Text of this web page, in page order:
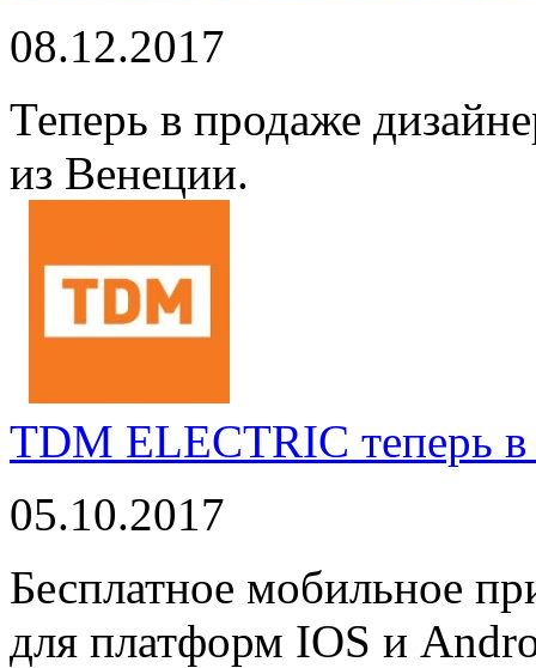
08.12.2017
Теперь в продаже
из Венеции.
TDM ELECTRIC теперь
05.10.2017
Бесплатное мобильное
для платформ IOS и